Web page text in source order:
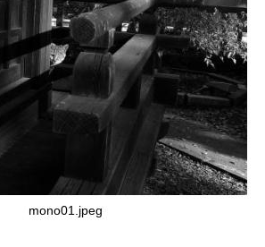
mono01.jpeg